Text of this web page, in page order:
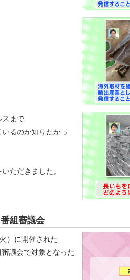
スまで
るのか知りたかっ
ただきました。
組審議会
）に開催された
議会で対象となった